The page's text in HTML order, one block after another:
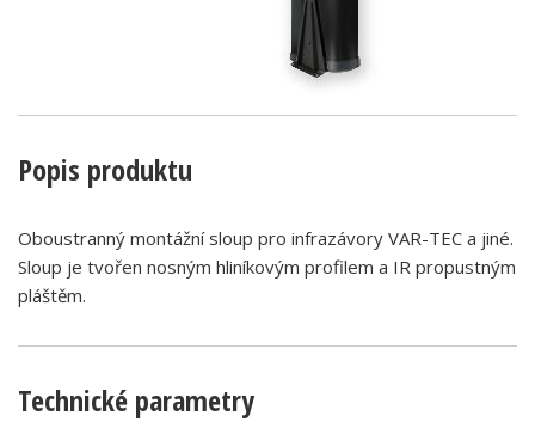
Popis produktu
Oboustranný montážní sloup pro infrazávory VAR-TEC a jiné.
Sloup je tvořen nosným hliníkovým profilem a IR propustným
pláštěm.
Technické parametry